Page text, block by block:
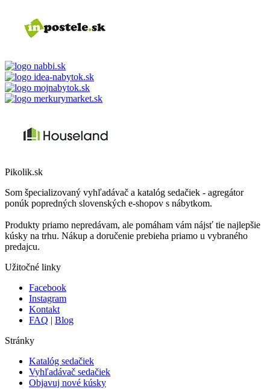
Pikolik.sk
Som špecializovaný vyhľadávač a katalóg sedačiek - agregátor
ponúk popredných slovenských e-shopov s nábytkom.
Produkty priamo nepredávam, ale pomáham vám nájsť tie najlepšie
kúsky na trhu. Nákup a doručenie prebieha priamo u vybraného
predajcu.
Užitočné linky
Facebook
Instagram
Kontakt
FAQ | Blog
Stránky
Katalóg sedačiek
Vyhľadávač sedačiek
Objavuj nové kúsky